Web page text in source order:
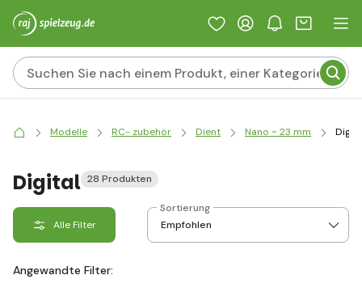
Modelle RC- zubehör Dient Nano ~ 23 mm
Digital 28 Produkten
Alle Filter
Sortierung
Angewandte Filter: